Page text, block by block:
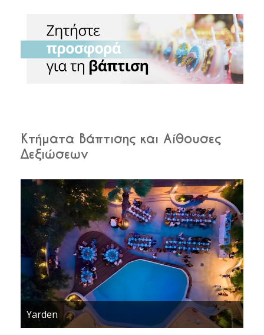
Κτήματα Βάπτισης και Αίθουσες
Δεξιώσεων
Yarden